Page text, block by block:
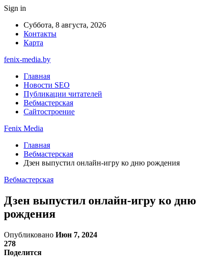
Sign in
Суббота, 8 августа, 2026
Контакты
Карта
fenix-media.by
Главная
Новости SEO
Публикации читателей
Вебмастерская
Сайтостроение
Fenix Media
Главная
Вебмастерская
Дзен выпустил онлайн-игру ко дню рождения
Вебмастерская
Дзен выпустил онлайн-игру ко дню
рождения
Опубликовано Июн 7, 2024
278
Поделится